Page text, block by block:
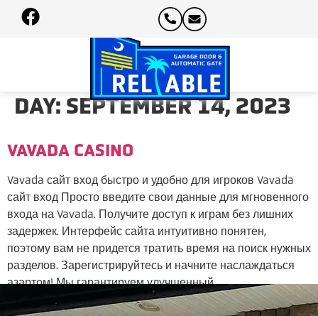
DAY: SEPTEMBER 14, 2023
VAVADA CASINO
Vavada сайт вход быстро и удобно для игроков Vavada
сайт вход Просто введите свои данные для мгновенного
входа на Vavada. Получите доступ к играм без лишних
задержек. Интерфейс сайта интуитивно понятен,
поэтому вам не придется тратить время на поиск нужных
разделов. Зарегистрируйтесь и начните наслаждаться
азартом! Мы гарантируем улучшенный
пользовательский опыт: весь процесс займет всего […]